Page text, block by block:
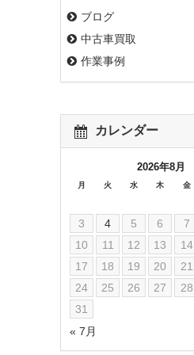
ブログ
中古車買取
作業事例
カレンダー
2026年8月
月 火 水 木 金
« 7月
3
4 5 6 7
10
11 12 13 14
17
18 19 20 21
24
25 26 27 28
31